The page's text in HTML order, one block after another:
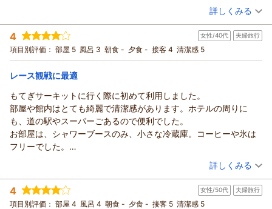
その中で個人的にイマイチだったのは、ベッドがフカフカすぎた
事（笑）。ビジネスホテルに多いシモンズの硬さに慣れた身にと
っては少々柔らかく感じました。その他、ホテル自体の事では有
りませんが、競技の関係者らしき方々が大勢で集まってお酒を飲
イルしていました。その他、チェックイン時の対応は素晴らしか
ったのに、チェックアウトの際の担当者の対応が非常に分かり辛
く、ちょっとモヤモヤしてしまいました。
普通ならこんな事は書かないのですが、とても素敵なホテルなの
で、良いイメージを大切にしていただきたいと思い、敢えて書か
せていただきました。
（投稿日：2026/05/18）
宿泊時期： 2026年05月宿泊 (家族旅行)
投稿者： TAKE54さん
宿泊プラン： ＜1泊限定・最大20％OFF＞道の駅の日キャンペーンプラン
ツイン 食事なし
宿泊価格帯： 13,001～14,000円(大人一人あたり/税込)
フェアフィールド・バイ・マリオット・栃木もてぎからの返信
数あるホテルの中から私共、フェアフィールド･バイ･マリオッ
ト･栃木もてぎをご利用頂き誠にありがとうございました。ホテ
ル内にレストランや浴槽がなく、ご不便をお掛けしたと存じま
す。フェアフィールド･バイ･マリオット道の駅プロジェクトで
は、あえて館内にレストランやお風呂を設けずに、地域の飲食
店様などをご利用して頂くことで、地元の魅力を発見して頂き
ながら地域に貢献することをコンセプトとしてございます。ぜ
ひ、当館を拠点にしながら、日常の喧騒から離れた雰囲気をお
詳しくみる
4 女性/40代 夫婦旅行
項目別評価： 部屋 5 風呂 3 朝食 - 夕食 - 接客 4 清潔感 5
レース観戦に最適
もてぎサーキットに行く際に初めて利用しました。
部屋や館内はとても綺麗で清潔感があります。ホテルの周りに
も、道の駅やスーパーごあるので便利でした。
お部屋は、シャワーブースのみ、小さな冷蔵庫。コーヒーや氷は
フリーでした。
フロントの対応も、親切でまた利用したいと思いました。
（投稿日：2026/04/05）
宿泊時期： 2026年04月宿泊 (夫婦旅行)
投稿者： くるみ柴さん
宿泊プラン： 【素泊まり】～フェアフィールドを拠点に茂木を満喫旅～
詳しくみる
4 女性/50代 夫婦旅行
項目別評価： 部屋 4 風呂 4 朝食 - 夕食 - 接客 5 清潔感 5